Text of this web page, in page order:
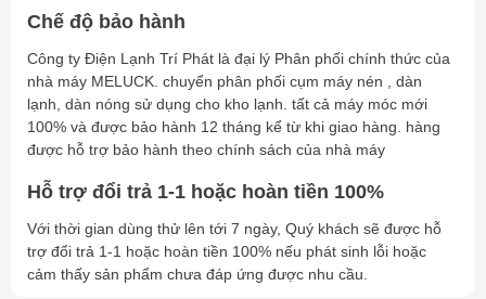
Chế độ bảo hành
Công ty Điện Lạnh Trí Phát là đại lý Phân phối chính thức của
nhà máy MELUCK. chuyển phân phối cụm máy nén , dàn
lạnh, dàn nóng sử dụng cho kho lạnh. tất cả máy móc mới
100% và được bảo hành 12 tháng kể từ khi giao hàng. hàng
được hỗ trợ bảo hành theo chính sách của nhà máy
Hỗ trợ đổi trả 1-1 hoặc hoàn tiền 100%
Với thời gian dùng thử lên tới 7 ngày, Quý khách sẽ được hỗ
trợ đổi trả 1-1 hoặc hoàn tiền 100% nếu phát sinh lỗi hoặc
cảm thấy sản phẩm chưa đáp ứng được nhu cầu.